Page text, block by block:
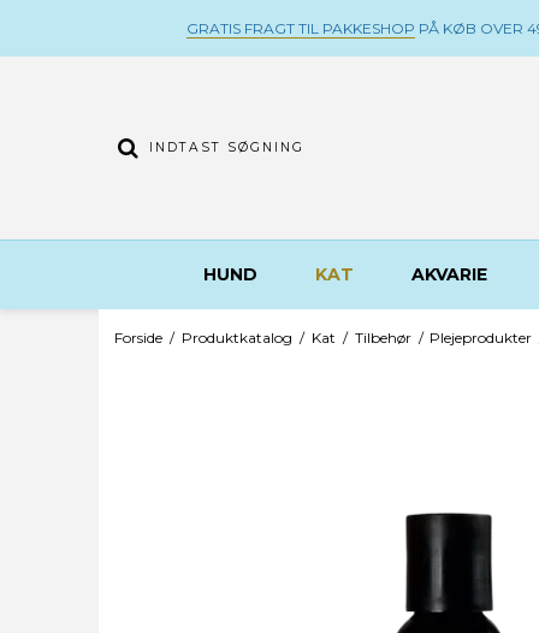
GRATIS FRAGT TIL PAKKESHOP PÅ KØB OVER
HUND KAT AKVARIE
Forside / Produktkatalog / Kat / Tilbehør / Plejeprodukter